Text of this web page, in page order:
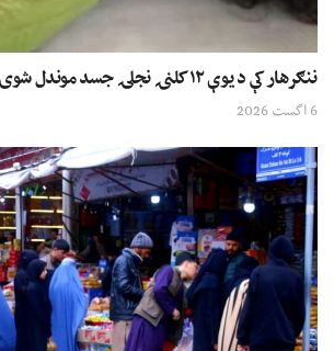
ننګرهار کې د یوې ۱۲ کلنۍ نجلۍ جسد موندل شوی
6 اگست 2026